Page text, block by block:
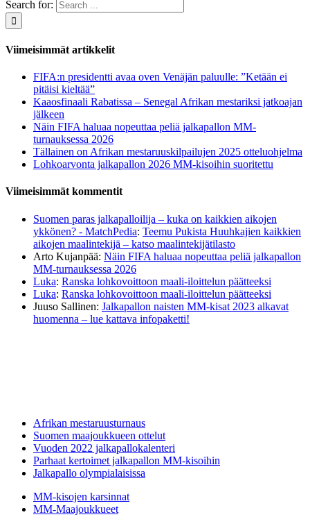
Search for:
Viimeisimmät artikkelit
FIFA:n presidentti avaa oven Venäjän paluulle: ”Ketään ei
pitäisi kieltää”
Kaaosfinaali Rabatissa – Senegal Afrikan mestariksi jatkoajan
jälkeen
Näin FIFA haluaa nopeuttaa peliä jalkapallon MM-
turnauksessa 2026
Tällainen on Afrikan mestaruuskilpailujen 2025 otteluohjelma
Lohkoarvonta jalkapallon 2026 MM-kisoihin suoritettu
Viimeisimmät kommentit
Suomen paras jalkapalloilija – kuka on kaikkien aikojen
ykkönen? - MatchPedia: Teemu Pukista Huuhkajien kaikkien
aikojen maalintekijä – katso maalintekijätilasto
Arto Kujanpää: Näin FIFA haluaa nopeuttaa peliä jalkapallon
MM-turnauksessa 2026
Luka: Ranska lohkovoittoon maali-iloittelun päätteeksi
Luka: Ranska lohkovoittoon maali-iloittelun päätteeksi
Juuso Sallinen: Jalkapallon naisten MM-kisat 2023 alkavat
huomenna – lue kattava infopaketti!
Afrikan mestaruusturnaus
Suomen maajoukkueen ottelut
Vuoden 2022 jalkapallokalenteri
Parhaat kertoimet jalkapallon MM-kisoihin
Jalkapallo olympialaisissa
MM-kisojen karsinnat
MM-Maajoukkueet